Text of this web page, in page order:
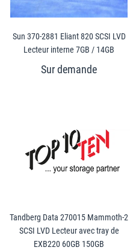
Sun 370-2881 Eliant 820 SCSI LVD
Lecteur interne 7GB / 14GB
Tandberg Data 270015 Mammoth-2
SCSI LVD Lecteur avec tray de
EXB220 60GB 150GB